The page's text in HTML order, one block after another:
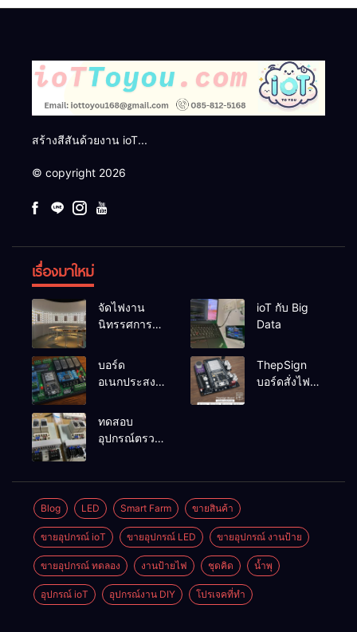
สร้างสีสันด้วยงาน ioT...
© copyright 2026
เรื่องมาใหม่
จัดไฟงาน
นิทรรศการผึ่ง
ioT กับ Big
Data
บอร์ด
อเนกประสงค์
V1
ThepSign
บอร์ดสั่งไฟ
ทดสอบ
อุปกรณ์ตรวจ
61F-G
Blog LED Smart Farm ขายสินค้า
ขายอุปกรณ์ ioT ขายอุปกรณ์ LED ขายอุปกรณ์ งานป้าย
ขายอุปกรณ์ ทดลอง งานป้ายไฟ ชุดคิด น้ำพุ
อุปกรณ์ ioT อุปกรณ์งาน DIY โปรเจคที่ทำ